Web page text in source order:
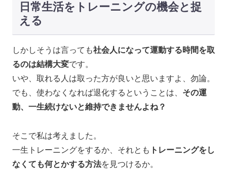
日常生活をトレーニングの機会と捉
える
しかしそうは言っても社会人になって運動する時間を取
るのは結構大変です。
いや、取れる人は取った方が良いと思いますよ、勿論。
でも、使わなくなれば退化するということは、 その運
動、一生続けないと維持できませんよね？
そこで私は考えました。
一生トレーニングをするか、それとも トレーニングをし
なくても何とかする方法を見つけるか。